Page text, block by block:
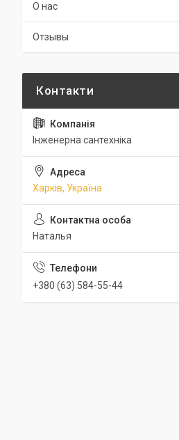
О нас
Отзывы
Інженерна сантехніка
Харків, Україна
Наталья
+380 (63) 584-55-44